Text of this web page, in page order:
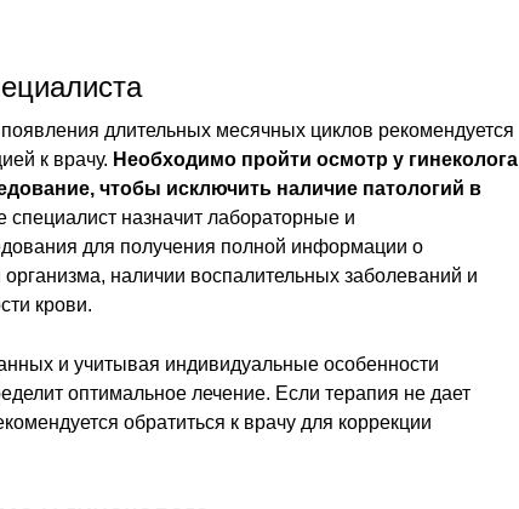
длительных месячных циклов рекомендуется
к врачу. Необходимо пройти осмотр у гинеколога
чтобы исключить наличие патологий в
специалист назначит лабораторные и
для получения полной информации о
наличии воспалительных заболеваний и
крови.
и учитывая индивидуальные особенности
оптимальное лечение. Если терапия не дает
обратиться к врачу для коррекции